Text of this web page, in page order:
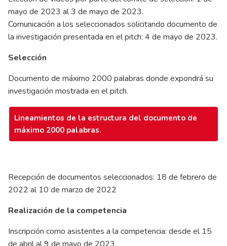
mayo de 2023 al 3 de mayo de 2023.
Comunicación a los seleccionados solicitando documento de
la investigación presentada en el pitch: 4 de mayo de 2023.
Selección
Documento de máximo 2000 palabras donde expondrá su
investigación mostrada en el pitch.
Lineamientos de la estructura del documento de
máximo 2000 palabras.
Recepción de documentos seleccionados: 18 de febrero de
2022 al 10 de marzo de 2022
Realización de la competencia
Inscripción como asistentes a la competencia: desde el 15